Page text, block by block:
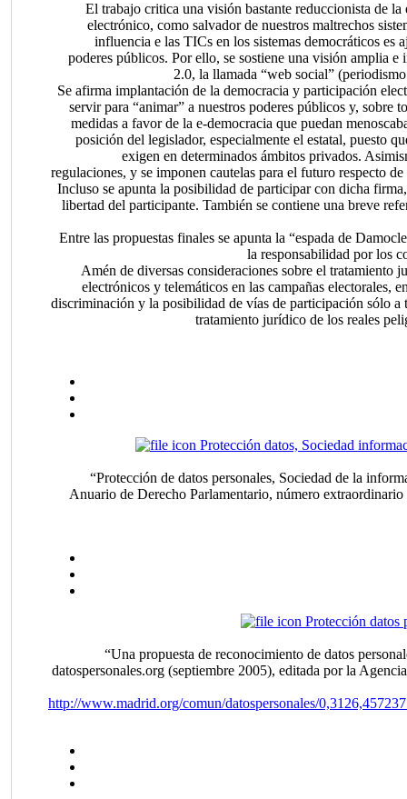
El trabajo critica una visión bastante reduccionista de
electrónico, como salvador de nuestros maltrechos
influencia e las TICs en los sistemas democráticos es
poderes públicos. Por ello, se sostiene una visión amplia
2.0, la llamada “web social”
Se afirma implantación de la democracia y participación
servir para “animar” a nuestros poderes públicos y,
medidas a favor de la e-democracia que puedan
posición del legislador, especialmente el estatal, puesto
exigen en determinados ámbitos privados.
regulaciones, y se imponen cautelas para el futuro respecto
Incluso se apunta la posibilidad de participar con dicha
libertad del participante. También se contiene una breve
Entre las propuestas finales se apunta la “espada de
la responsabilidad por los
Amén de diversas consideraciones sobre el
electrónicos y telemáticos en las campañas electorales,
discriminación y la posibilidad de vías de participación sólo
tratamiento jurídico de los reales
Protección datos, Sociedad
“Protección de datos personales, Sociedad de la
Anuario de Derecho Parlamentario, número
Protección datos
“Una propuesta de reconocimiento de datos
datospersonales.org (septiembre 2005), editada por la
http://www.madrid.org/comun/datospersonales/